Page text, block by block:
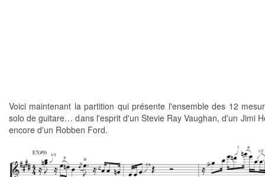
Voici maintenant la partition qui présente l'ensemble des 12
solo de guitare… dans l'esprit d'un Stevie Ray Vaughan, d'un Jimi
encore d'un Robben Ford.